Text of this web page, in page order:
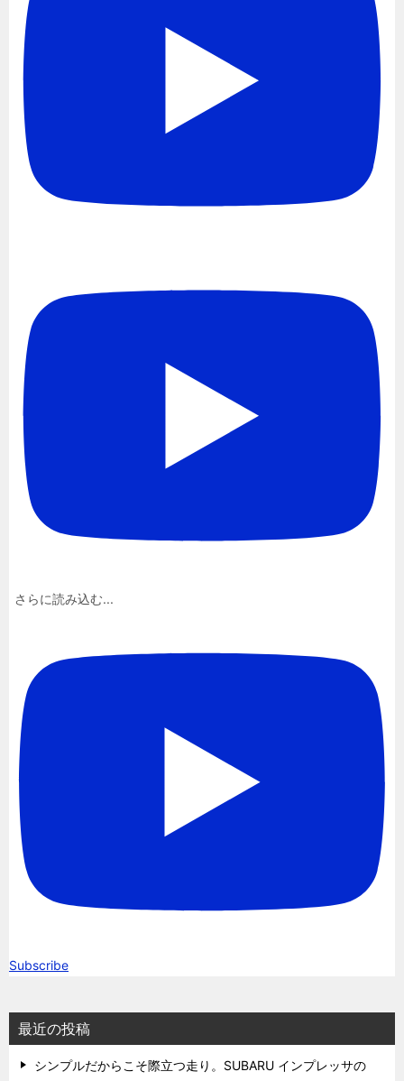
さらに読み込む...
Subscribe
最近の投稿
シンプルだからこそ際立つ走り。SUBARU インプレッサの